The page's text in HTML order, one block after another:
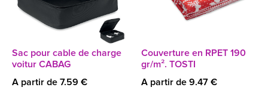
Sac pour cable de charge
voitur CABAG
A partir de 7.59 €
Couverture en RPET 190
gr/m². TOSTI
A partir de 9.47 €